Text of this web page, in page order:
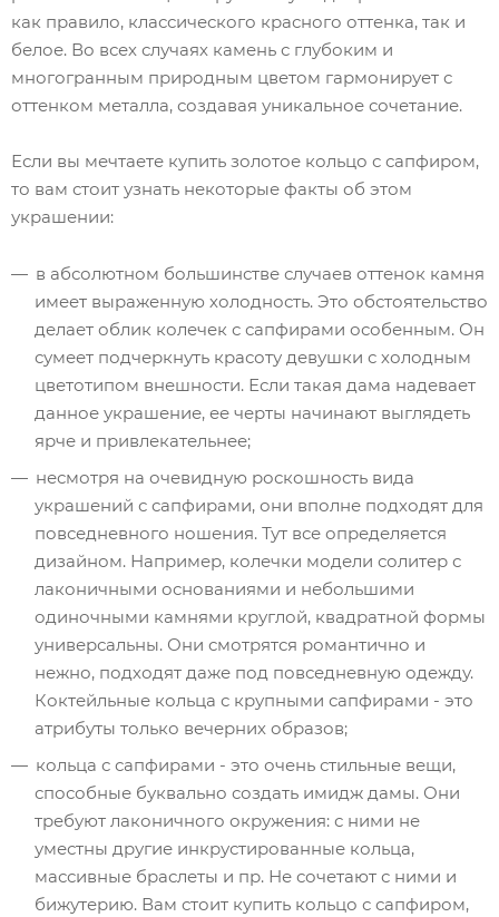
как правило, классического красного оттенка, так и
белое. Во всех случаях камень с глубоким и
многогранным природным цветом гармонирует с
оттенком металла, создавая уникальное сочетание.
Если вы мечтаете купить золотое кольцо с сапфиром,
то вам стоит узнать некоторые факты об этом
украшении:
в абсолютном большинстве случаев оттенок камня
имеет выраженную холодность. Это обстоятельство
делает облик колечек с сапфирами особенным. Он
сумеет подчеркнуть красоту девушки с холодным
цветотипом внешности. Если такая дама надевает
данное украшение, ее черты начинают выглядеть
ярче и привлекательнее;
несмотря на очевидную роскошность вида
украшений с сапфирами, они вполне подходят для
повседневного ношения. Тут все определяется
дизайном. Например, колечки модели солитер с
лаконичными основаниями и небольшими
одиночными камнями круглой, квадратной формы
универсальны. Они смотрятся романтично и
нежно, подходят даже под повседневную одежду.
Коктейльные кольца с крупными сапфирами - это
атрибуты только вечерних образов;
кольца с сапфирами - это очень стильные вещи,
способные буквально создать имидж дамы. Они
требуют лаконичного окружения: с ними не
уместны другие инкрустированные кольца,
массивные браслеты и пр. Не сочетают с ними и
бижутерию. Вам стоит купить кольцо с сапфиром,